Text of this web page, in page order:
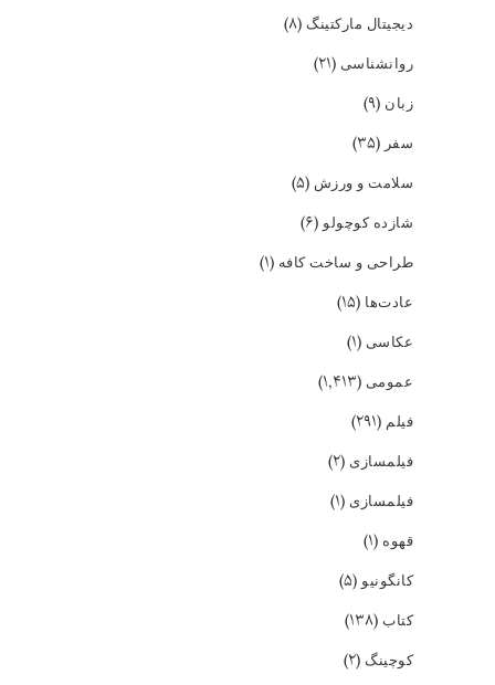
دیجیتال مارکتینگ (۸)
روانشناسی (۲۱)
زبان (۹)
سفر (۳۵)
سلامت و ورزش (۵)
شازده کوچولو(۶)
طراحی و ساخت کافه (۱)
عادت‌ها (۱۵)
عکاسی (۱)
عمومی (۱,۴۱۳)
فیلم (۲۹۱)
فیلمسازی (۲)
فیلمسازی (۱)
قهوه (۱)
کانگونیو(۵)
کتاب (۱۳۸)
کوچینگ (۲)